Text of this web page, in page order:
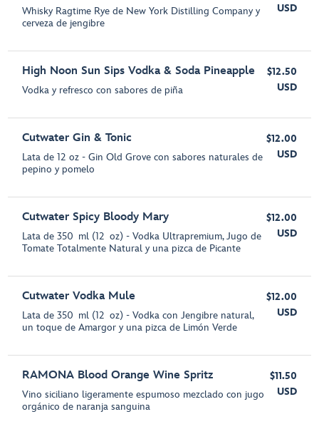
Whisky Ragtime Rye de New York Distilling Company y
cerveza de jengibre
USD
High Noon Sun Sips Vodka & Soda Pineapple
Vodka y refresco con sabores de piña
$12.50
USD
Cutwater Gin & Tonic
Lata de 12 oz - Gin Old Grove con sabores naturales de
pepino y pomelo
$12.00
USD
Cutwater Spicy Bloody Mary
Lata de 350 ml (12 oz) - Vodka Ultrapremium, Jugo de
Tomate Totalmente Natural y una pizca de Picante
$12.00
USD
Cutwater Vodka Mule
Lata de 350 ml (12 oz) - Vodka con Jengibre natural,
un toque de Amargor y una pizca de Limón Verde
$12.00
USD
RAMONA Blood Orange Wine Spritz
Vino siciliano ligeramente espumoso mezclado con jugo
orgánico de naranja sanguina
$11.50
USD